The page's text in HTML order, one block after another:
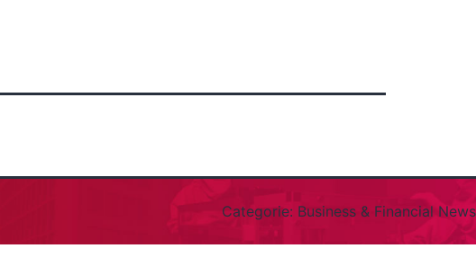
Categorie: Business & Financial News